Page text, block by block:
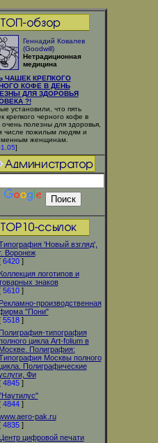
Геннадий Ковалев
(Goodwill)
Нетрадиционная
медицина
ЧАШЕК КРЕПКОГО
КОФЕ В ДЕНЬ
ДЛЯ ЗДОРОВЬЯ
?!
установили, что пять
крепкого черного кофе в
очень полезны для здоровья,
числе пожилым людям и
женщинам.
]
'Новый взгляд',
Воронеж
6420]
Коллекция логотипов и
знаков
5610]
Рекламно-производственная
"Пони"
5518]
Полиграфия-типография
цикла Art-folium в
Москве. Полиграфия:
Москвы полного
Полиграфические
Фи
4845]
4844]
pak.ru
4835]
Центр цифровой печати